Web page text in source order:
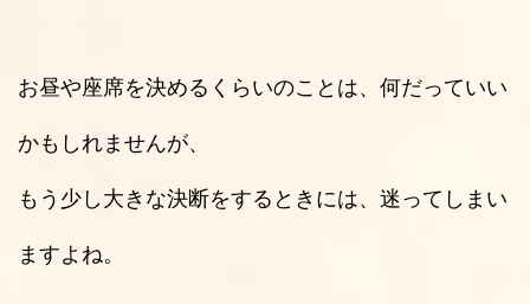
お昼や座席を決めるくらいのことは、何だっていい
かもしれませんが、
もう少し大きな決断をするときには、迷ってしまい
ますよね。